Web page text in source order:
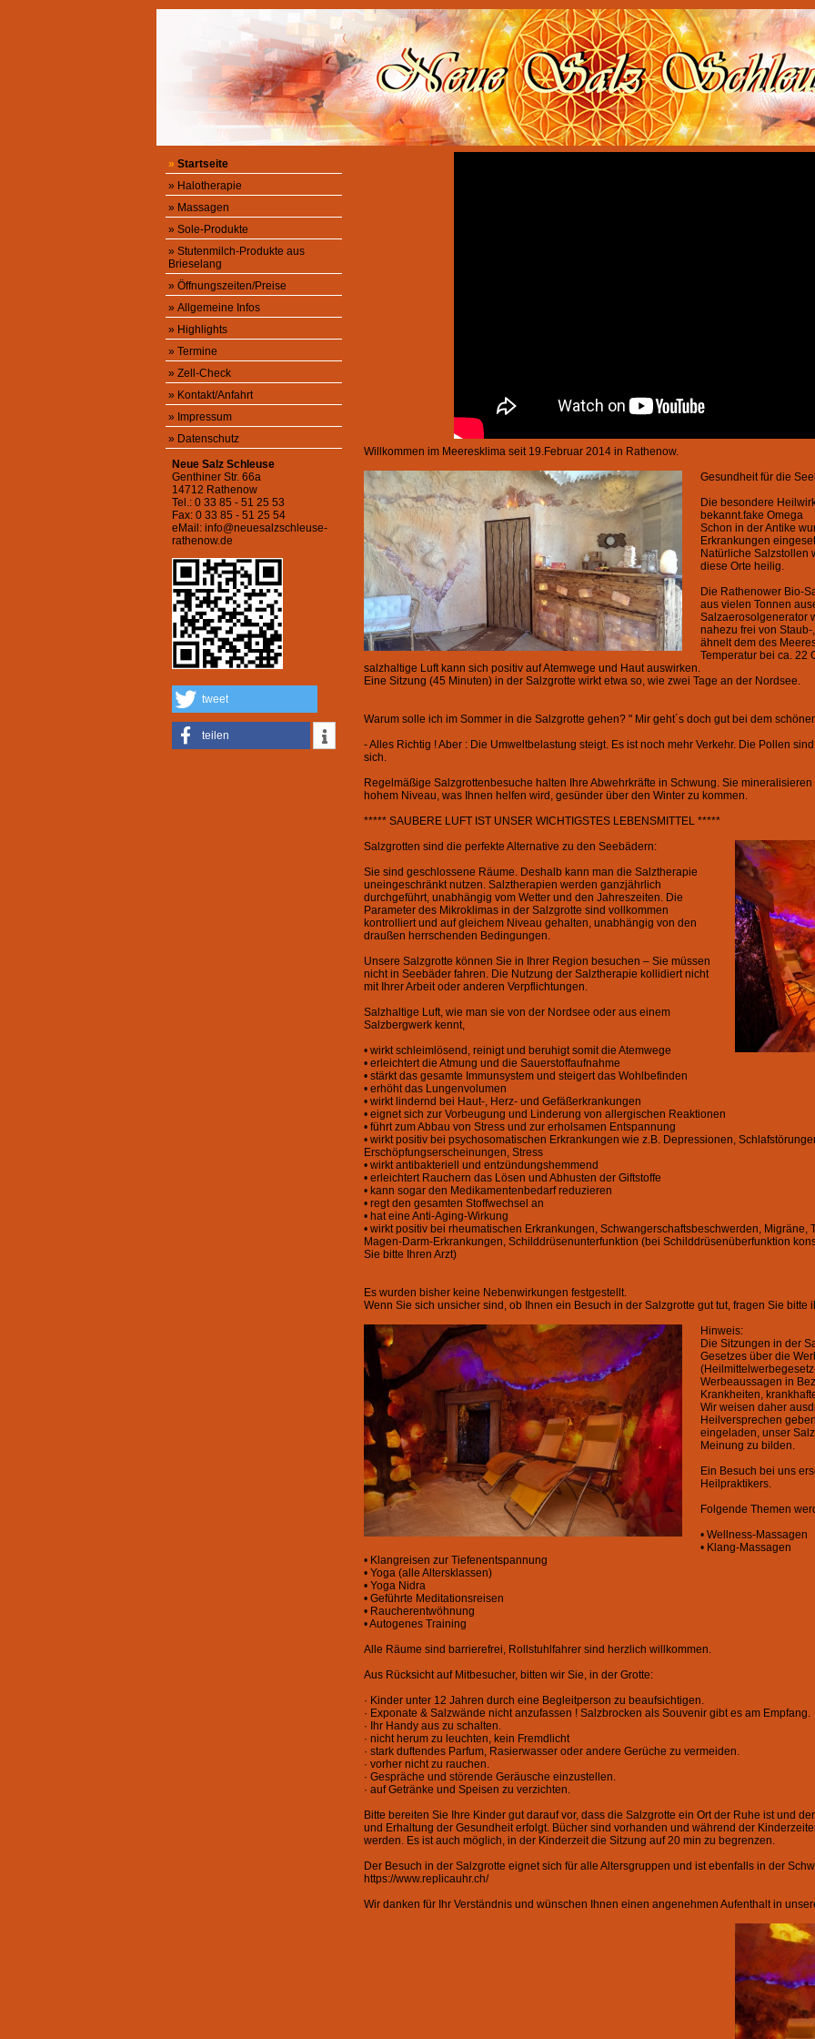
» Startseite
» Halotherapie
» Massagen
» Sole-Produkte
» Stutenmilch-Produkte aus
Brieselang
» Öffnungszeiten/Preise
» Allgemeine Infos
» Highlights
» Termine
» Zell-Check
» Kontakt/Anfahrt
» Impressum
» Datenschutz
Neue Salz Schleuse
Genthiner Str. 66a
14712 Rathenow
Tel.: 0 33 85 - 51 25 53
Fax: 0 33 85 - 51 25 54
eMail: info@neuesalzschleuse-
rathenow.de
tweet
teilen
Willkommen im Meeresklima seit 19.Februar 2014 in Rathenow.
Gesundheit für die
Die besondere
bekannt.fake Omega
Schon in der Antike
Erkrankungen
Natürliche Salzstollen
diese Orte heilig.
Die Rathenower Bio-
aus vielen Tonnen
Salzaerosolgenerator
nahezu frei von
ähnelt dem des
Temperatur bei ca. 22
salzhaltige Luft kann sich positiv auf Atemwege und Haut auswirken.
Eine Sitzung (45 Minuten) in der Salzgrotte wirkt etwa so, wie zwei Tage an der Nordsee.
Warum solle ich im Sommer in die Salzgrotte gehen? " Mir geht´s doch gut bei dem
- Alles Richtig ! Aber : Die Umweltbelastung steigt. Es ist noch mehr Verkehr. Die Pollen
sich.
Regelmäßige Salzgrottenbesuche halten Ihre Abwehrkräfte in Schwung. Sie
hohem Niveau, was Ihnen helfen wird, gesünder über den Winter zu kommen.
***** SAUBERE LUFT IST UNSER WICHTIGSTES LEBENSMITTEL *****
Salzgrotten sind die perfekte Alternative zu den Seebädern:
Sie sind geschlossene Räume. Deshalb kann man die Salztherapie
uneingeschränkt nutzen. Salztherapien werden ganzjährlich
durchgeführt, unabhängig vom Wetter und den Jahreszeiten. Die
Parameter des Mikroklimas in der Salzgrotte sind vollkommen
kontrolliert und auf gleichem Niveau gehalten, unabhängig von den
draußen herrschenden Bedingungen.
Unsere Salzgrotte können Sie in Ihrer Region besuchen – Sie müssen
nicht in Seebäder fahren. Die Nutzung der Salztherapie kollidiert nicht
mit Ihrer Arbeit oder anderen Verpflichtungen.
Salzhaltige Luft, wie man sie von der Nordsee oder aus einem
Salzbergwerk kennt,
• wirkt schleimlösend, reinigt und beruhigt somit die Atemwege
• erleichtert die Atmung und die Sauerstoffaufnahme
• stärkt das gesamte Immunsystem und steigert das Wohlbefinden
• erhöht das Lungenvolumen
• wirkt lindernd bei Haut-, Herz- und Gefäßerkrankungen
• eignet sich zur Vorbeugung und Linderung von allergischen Reaktionen
• führt zum Abbau von Stress und zur erholsamen Entspannung
• wirkt positiv bei psychosomatischen Erkrankungen wie z.B. Depressionen,
Erschöpfungserscheinungen, Stress
• wirkt antibakteriell und entzündungshemmend
• erleichtert Rauchern das Lösen und Abhusten der Giftstoffe
• kann sogar den Medikamentenbedarf reduzieren
• regt den gesamten Stoffwechsel an
• hat eine Anti-Aging-Wirkung
• wirkt positiv bei rheumatischen Erkrankungen, Schwangerschaftsbeschwerden, Migräne,
Magen-Darm-Erkrankungen, Schilddrüsenunterfunktion (bei Schilddrüsenüberfunktion
Sie bitte Ihren Arzt)
Es wurden bisher keine Nebenwirkungen festgestellt.
Wenn Sie sich unsicher sind, ob Ihnen ein Besuch in der Salzgrotte gut tut, fragen Sie bitte
Hinweis:
Die Sitzungen in der
Gesetzes über die
Werbeaussagen in
Krankheiten,
Wir weisen daher
Heilversprechen
eingeladen, unser
Meinung zu bilden.
Ein Besuch bei uns
Heilpraktikers.
Folgende Themen
• Wellness-Massagen
• Klang-Massagen
• Klangreisen zur Tiefenentspannung
• Yoga (alle Altersklassen)
• Yoga Nidra
• Geführte Meditationsreisen
• Raucherentwöhnung
• Autogenes Training
Alle Räume sind barrierefrei, Rollstuhlfahrer sind herzlich willkommen.
Aus Rücksicht auf Mitbesucher, bitten wir Sie, in der Grotte:
· Kinder unter 12 Jahren durch eine Begleitperson zu beaufsichtigen.
· Exponate & Salzwände nicht anzufassen ! Salzbrocken als Souvenir gibt es am Empfang.
· Ihr Handy aus zu schalten.
· nicht herum zu leuchten, kein Fremdlicht
· stark duftendes Parfum, Rasierwasser oder andere Gerüche zu vermeiden.
· vorher nicht zu rauchen.
· Gespräche und störende Geräusche einzustellen.
· auf Getränke und Speisen zu verzichten.
Bitte bereiten Sie Ihre Kinder gut darauf vor, dass die Salzgrotte ein Ort der Ruhe ist und
und Erhaltung der Gesundheit erfolgt. Bücher sind vorhanden und während der
werden. Es ist auch möglich, in der Kinderzeit die Sitzung auf 20 min zu begrenzen.
Der Besuch in der Salzgrotte eignet sich für alle Altersgruppen und ist ebenfalls in der
https://www.replicauhr.ch/
Wir danken für Ihr Verständnis und wünschen Ihnen einen angenehmen Aufenthalt in